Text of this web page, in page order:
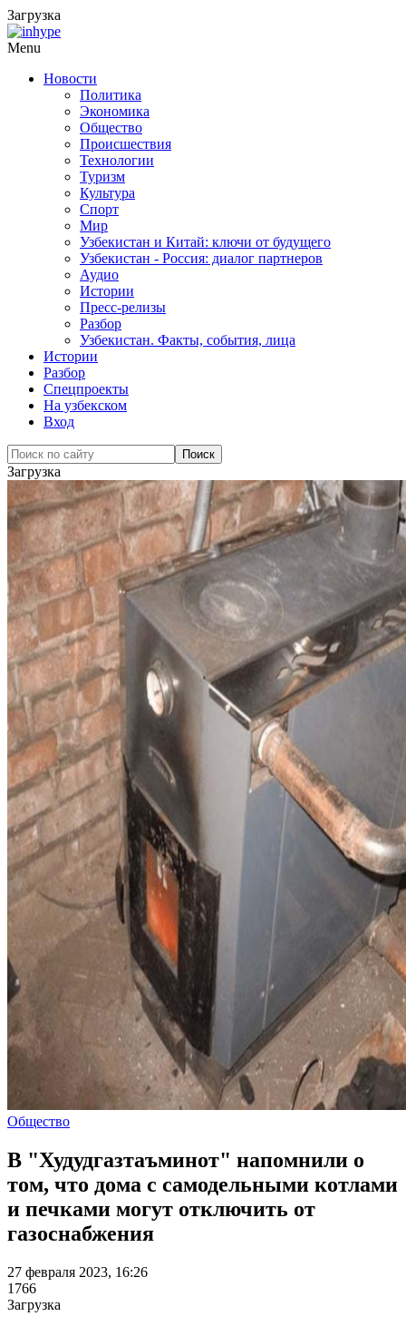
Загрузка
Menu
Новости
Политика
Экономика
Общество
Происшествия
Технологии
Туризм
Культура
Спорт
Мир
Узбекистан и Китай: ключи от будущего
Узбекистан - Россия: диалог партнеров
Аудио
Истории
Пресс-релизы
Разбор
Узбекистан. Факты, события, лица
Истории
Разбор
Спецпроекты
На узбекском
Вход
Загрузка
Общество
В "Худудгазтаъминот" напомнили о
том, что дома с самодельными котлами
и печками могут отключить от
газоснабжения
27 февраля 2023, 16:26
1766
Загрузка